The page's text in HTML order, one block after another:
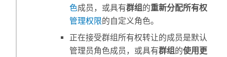
色成员，或具有群组的重新分配所有权
管理权限的自定义角色。
正在接受群组所有权转让的成员是默认
管理员角色成员，或具有群组 的使用更